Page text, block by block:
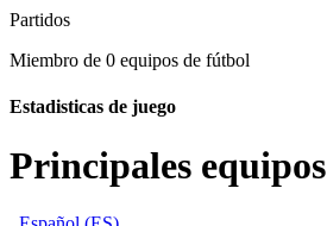
Partidos
Miembro de 0 equipos de fútbol
Estadisticas de juego
Principales equipos